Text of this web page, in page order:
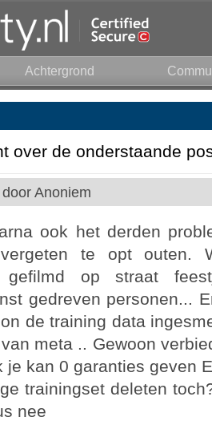
Achtergrond
over de onderstaande
Anoniem
ook het derden
te opt outen.
gefilmd op straat
gedreven personen...
de training data
meta .. Gewoon
je kan 0 garanties geven
trainingset deleten
nee